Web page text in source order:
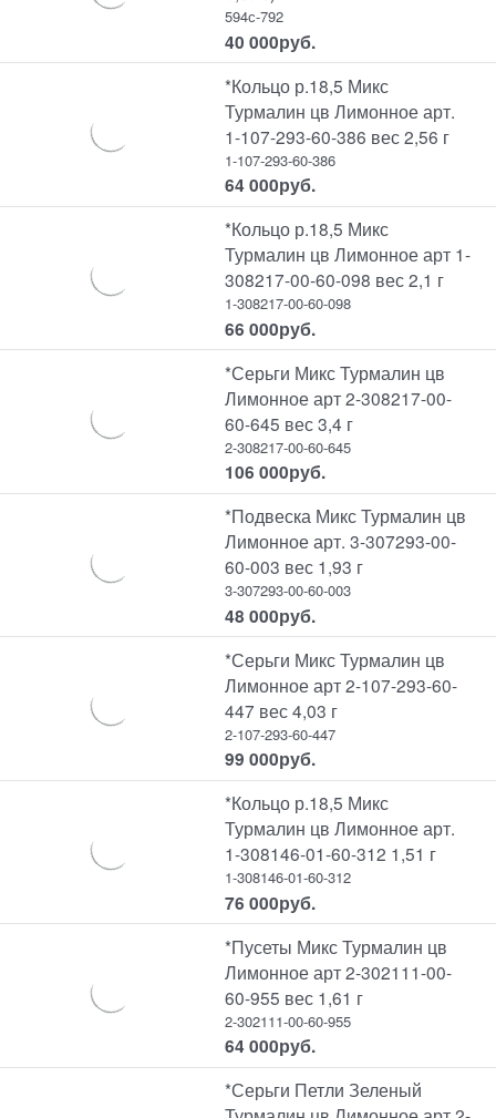
594с-792
40 000руб.
*Кольцо р.18,5 Микс
Турмалин цв Лимонное арт.
1-107-293-60-386 вес 2,56 г
1-107-293-60-386
64 000руб.
*Кольцо р.18,5 Микс
Турмалин цв Лимонное арт 1-
308217-00-60-098 вес 2,1 г
1-308217-00-60-098
66 000руб.
*Серьги Микс Турмалин цв
Лимонное арт 2-308217-00-
60-645 вес 3,4 г
2-308217-00-60-645
106 000руб.
*Подвеска Микс Турмалин цв
Лимонное арт. 3-307293-00-
60-003 вес 1,93 г
3-307293-00-60-003
48 000руб.
*Серьги Микс Турмалин цв
Лимонное арт 2-107-293-60-
447 вес 4,03 г
2-107-293-60-447
99 000руб.
*Кольцо р.18,5 Микс
Турмалин цв Лимонное арт.
1-308146-01-60-312 1,51 г
1-308146-01-60-312
76 000руб.
*Пусеты Микс Турмалин цв
Лимонное арт 2-302111-00-
60-955 вес 1,61 г
2-302111-00-60-955
64 000руб.
*Серьги Петли Зеленый